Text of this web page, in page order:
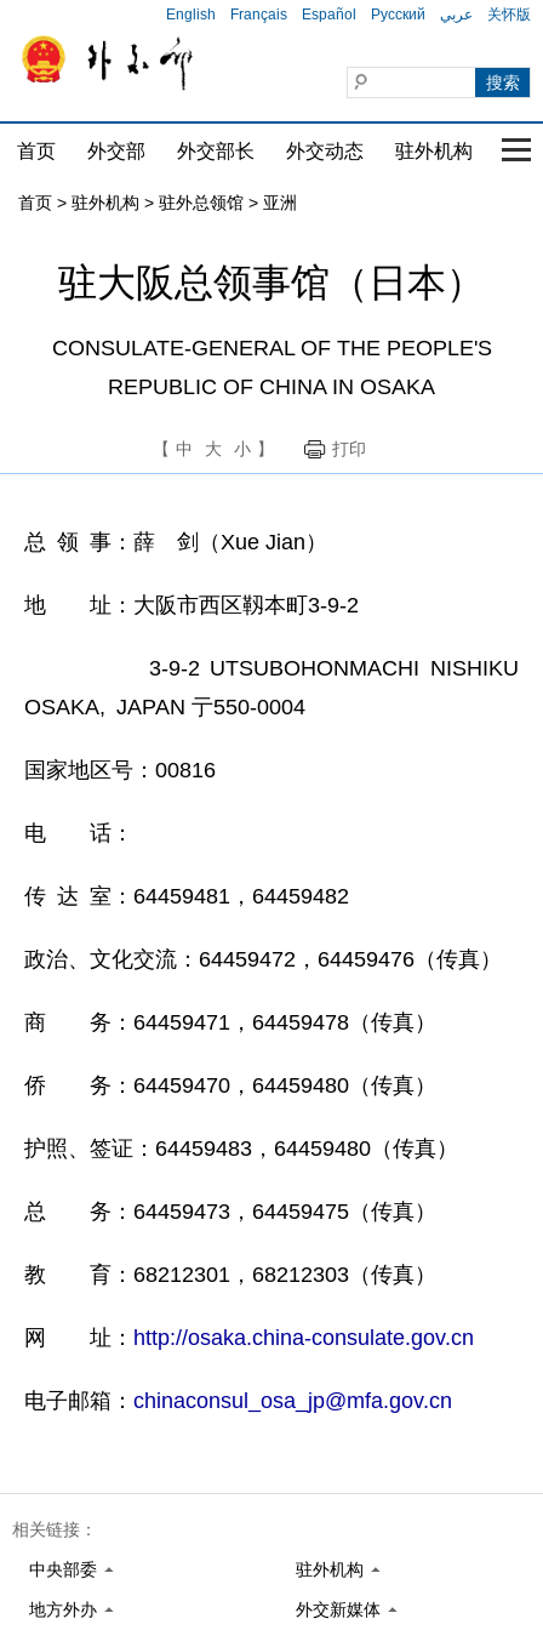
English Français Español Русский عربي 关怀版
首页 外交部 外交部长 外交动态 驻外机构 国
首页 > 驻外机构 > 驻外总领馆 > 亚洲
驻大阪总领事馆（日本）
CONSULATE-GENERAL OF THE PEOPLE'S
REPUBLIC OF CHINA IN OSAKA
【 中 大 小 】 打印
总 领 事：薛 剑（Xue Jian）
地 址：大阪市西区靱本町3-9-2
3-9-2 UTSUBOHONMACHI NISHIKU
OSAKA, JAPAN 亍550-0004
国家地区号：00816
电 话：
传 达 室：64459481，64459482
政治、文化交流：64459472，64459476（传真）
商 务：64459471，64459478（传真）
侨 务：64459470，64459480（传真）
护照、签证：64459483，64459480（传真）
总 务：64459473，64459475（传真）
教 育：68212301，68212303（传真）
网 址： http://osaka.china-consulate.gov.cn
电子邮箱： chinaconsul_osa_jp@mfa.gov.cn
相关链接：
中央部委 驻外机构
地方外办 外交新媒体